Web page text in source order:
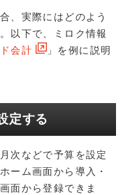
、実際にはどのよう
以下で、ミロク情報
会計
」を例に説明
定する
次などで予算を設定
ーム画面から導入・
面から登録できま